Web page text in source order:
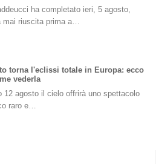
ha completato ieri, 5 agosto,
mai riuscita prima a…
torna l'eclissi totale in Europa: ecco
vederla
12 agosto il cielo offrirà uno spettacolo
raro e…